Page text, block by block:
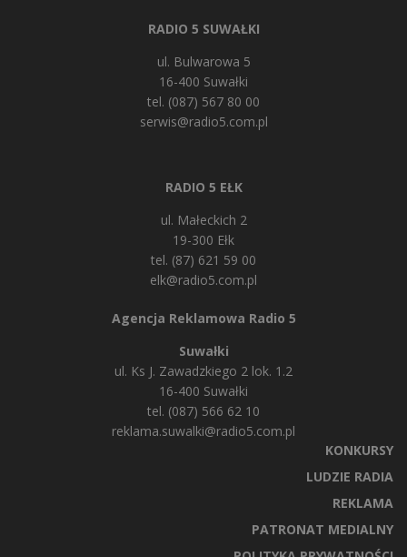
RADIO 5 SUWAŁKI
ul. Bulwarowa 5
16-400 Suwałki
tel. (087) 567 80 00
serwis@radio5.com.pl
RADIO 5 EŁK
ul. Małeckich 2
19-300 Ełk
tel. (87) 621 59 00
elk@radio5.com.pl
Agencja Reklamowa Radio 5
Suwałki
ul. Ks J. Zawadzkiego 2 lok. 1.2
16-400 Suwałki
tel. (087) 566 62 10
reklama.suwalki@radio5.com.pl
KONKURSY
LUDZIE RADIA
REKLAMA
PATRONAT MEDIALNY